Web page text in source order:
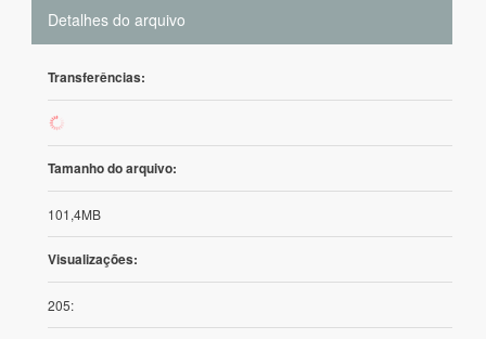
Detalhes do arquivo
Transferências:
57
Tamanho do arquivo:
101,4MB
Visualizações:
205: